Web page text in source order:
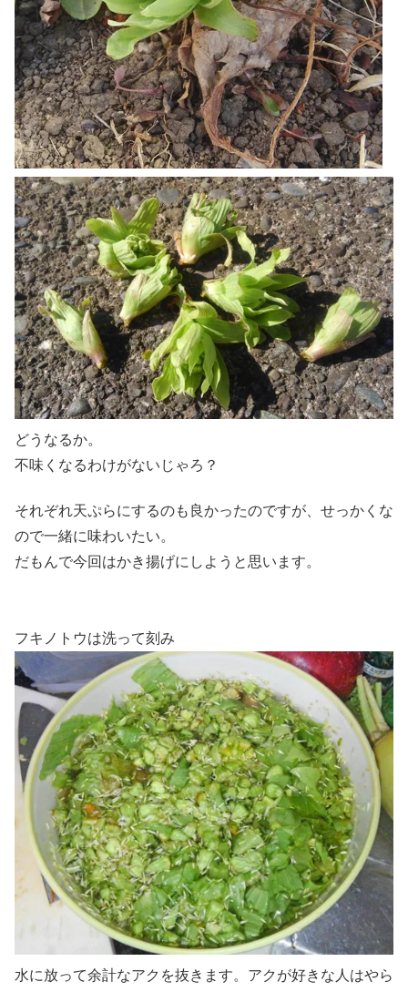
どうなるか。
不味くなるわけがないじゃろ？
それぞれ天ぷらにするのも良かったのですが、せっかくな
ので一緒に味わいたい。
だもんで今回はかき揚げにしようと思います。
フキノトウは洗って刻み
水に放って余計なアクを抜きます。アクが好きな人はやら